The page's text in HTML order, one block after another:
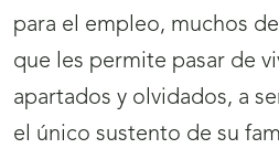
para el empleo, muchos
que les permite pasar de
apartados y olvidados, a
el único sustento de su